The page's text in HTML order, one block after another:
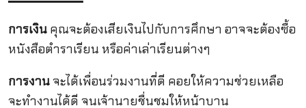
การเงินคุณจะต้องเสียเงินไปกับการศึกษา อาจจะต้องซื้อ
หนังสือตำราเรียน หรือค่าเล่าเรียนต่างๆ
การงานจะได้เพื่อนร่วมงานที่ดี คอยให้ความช่วยเหลือ
จะทำงานได้ดี จนเจ้านายชื่นชมให้หน้าบาน